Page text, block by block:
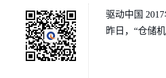
驱动中国
昨日，“仓储